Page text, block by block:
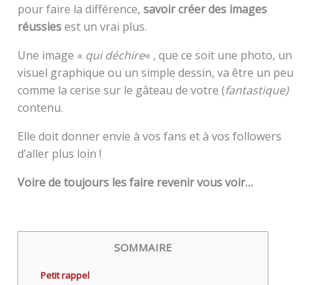
pour faire la différence, savoir créer des images
réussiesest un vrai plus.
Une image « qui déchire« , que ce soit une photo, un
visuel graphique ou un simple dessin, va être un peu
comme la cerise sur le gâteau de votre (fantastique)
contenu.
Elle doit donner envie à vos fans et à vos followers
d’aller plus loin !
Voire de toujours les faire revenir vous voir…
SOMMAIRE
Petit rappel